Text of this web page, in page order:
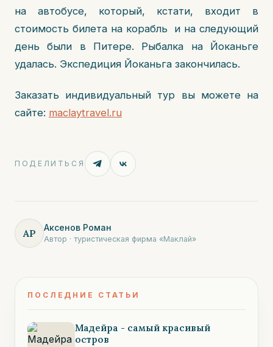
на автобусе, который, кстати, входит в
стоимость билета на корабль и на следующий
день были в Питере. Рыбалка на Йоканьге
удалась. Экспедиция Йоканьга закончилась.
Заказать индивидуальный тур вы можете на
сайте: maclaytravel.ru
ПОДЕЛИТЬСЯ
АР Аксенов Роман
Автор · туристическая фирма «Маклай»
ПОСЛЕДНИЕ СТАТЬИ
Мадейра - самый красивый
остров